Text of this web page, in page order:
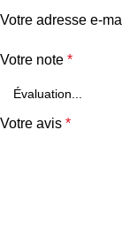
Votre adresse e-
Votre note *
Votre avis *